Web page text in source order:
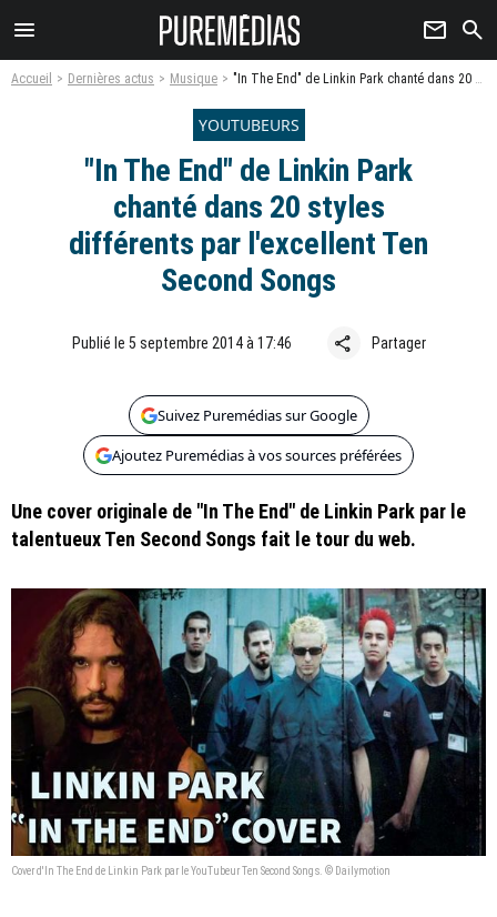
menu newsletter search
Accueil Dernières actus Musique "In The End" de Linkin Park chanté dans 20 styles différents par l'excellent Ten Second Songs
YOUTUBEURS
"In The End" de Linkin Park
chanté dans 20 styles
différents par l'excellent Ten
Second Songs
Publié le 5 septembre 2014 à 17:46 share Partager
Suivez Puremédias sur Google
Ajoutez Puremédias à vos sources préférées
Une cover originale de "In The End" de Linkin Park par le
talentueux Ten Second Songs fait le tour du web.
Cover d'In The End de Linkin Park par le YouTubeur Ten Second Songs. © Dailymotion